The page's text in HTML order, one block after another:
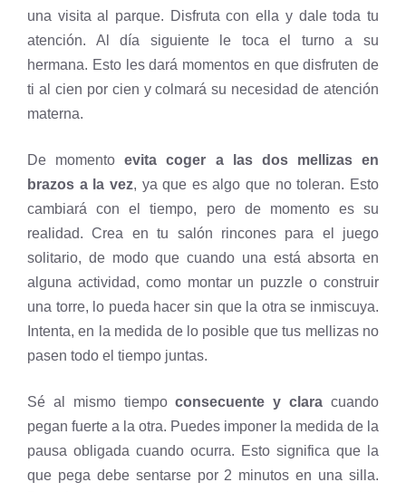
una visita al parque. Disfruta con ella y dale toda tu
atención. Al día siguiente le toca el turno a su
hermana. Esto les dará momentos en que disfruten de
ti al cien por cien y colmará su necesidad de atención
materna.
De momentoevita coger a las dos mellizas en
brazos a la vez, ya que es algo que no toleran. Esto
cambiará con el tiempo, pero de momento es su
realidad. Crea en tu salón rincones para el juego
solitario, de modo que cuando una está absorta en
alguna actividad, como montar un puzzle o construir
una torre, lo pueda hacer sin que la otra se inmiscuya.
Intenta, en la medida de lo posible que tus mellizas no
pasen todo el tiempo juntas.
Sé al mismo tiempoconsecuente y clara cuando
pegan fuerte a la otra. Puedes imponer la medida de la
pausa obligada cuando ocurra. Esto significa que la
que pega debe sentarse por 2 minutos en una silla.